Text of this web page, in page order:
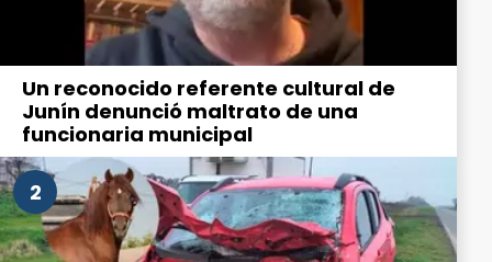
Un reconocido referente cultural de
Junín denunció maltrato de una
funcionaria municipal
2